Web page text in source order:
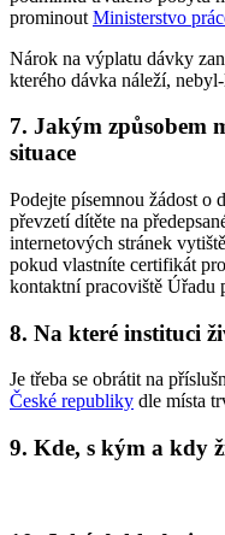
prominout Ministerstvo
Nárok na výplatu dávky
kterého dávka náleží,
7. Jakým způsobem
situace
Podejte písemnou žádost o
převzetí dítěte na
internetových stránek
pokud vlastníte certifikát
kontaktní pracoviště Úřadu
8. Na které instituci
Je třeba se obrátit na
České republiky dle místa
9. Kde, s kým a kdy